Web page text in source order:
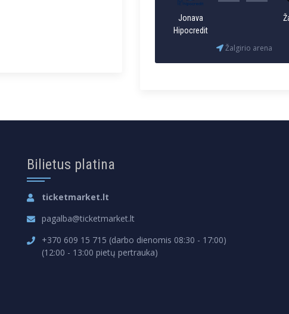
Jonava
Hipocredit
Žalgirio arena
Bilietus platina
ticketmarket.lt
pagalba@ticketmarket.lt
+370 609 15 715 (darbo dienomis 08:30 - 17:00)
(12:00 - 13:00 pietų pertrauka)